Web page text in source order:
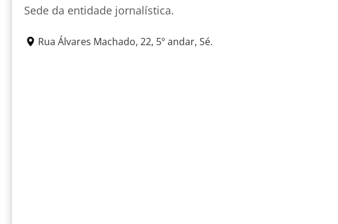
Sede da entidade jornalística.
Rua Álvares Machado, 22, 5º andar, Sé.